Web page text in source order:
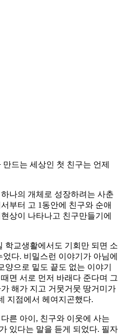
드는 세상인 첫 친구는 언제
나의 개체로 성장하려는 사춘
부터 고 1동안에 친구와 순애
상이 나타나고 친구만들기에
학교생활에서도 기회만 되면 소
다. 비밀스런 이야기가 아님에
으로 밑도 끝도 없는 이야기
면 서로 먼저 바래다 준다며 그
해가 지고 거뭇거뭇 땅거미가
지점에서 헤여지곤했다.
른 아이, 친구와 이웃에 사는
있다는 말을 듣게 되었다. 필자